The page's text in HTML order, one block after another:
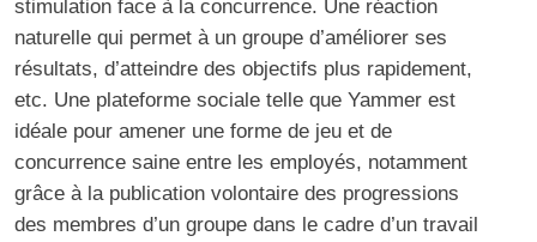
stimulation face à la concurrence. Une réaction
naturelle qui permet à un groupe d’améliorer ses
résultats, d’atteindre des objectifs plus rapidement,
etc. Une plateforme sociale telle que Yammer est
idéale pour amener une forme de jeu et de
concurrence saine entre les employés, notamment
grâce à la publication volontaire des progressions
des membres d’un groupe dans le cadre d’un travail